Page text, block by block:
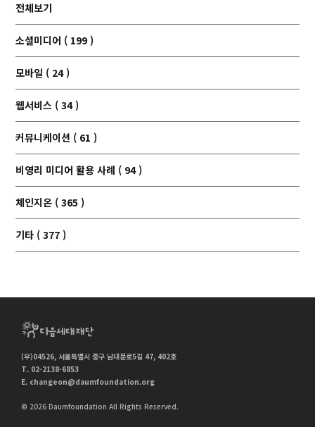
전체보기
소셜미디어 ( 199 )
모바일 ( 24 )
웹서비스 ( 34 )
커뮤니케이션 ( 61 )
비영리 미디어 활용 사례 ( 94 )
체인지온 ( 365 )
기타 ( 377 )
(우)04526, 서울특별시 중구 남대문로5길 47, 402호
T. 02-2138-6853
E. changeon@daumfoundation.org
© 2026 Daumfoundation All Rights Reserved.